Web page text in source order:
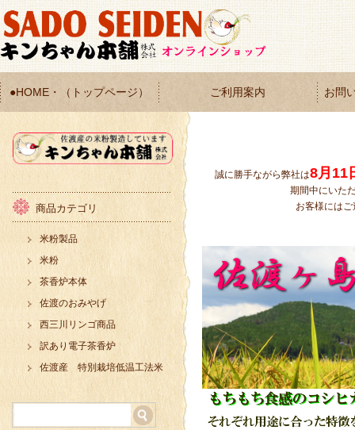
●HOME・（トップページ） ご利用案内 お問
誠に勝手ながら弊社は8月11
期間中にいた
お客様には
商品カテゴリ
米粉製品
米粉
茶香炉本体
佐渡のおみやげ
西三川リンゴ商品
訳あり電子茶香炉
佐渡産 特別栽培低温工法米